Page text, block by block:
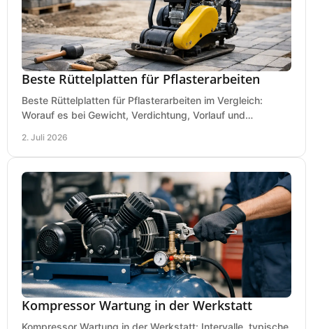
Beste Rüttelplatten für Pflasterarbeiten
Beste Rüttelplatten für Pflasterarbeiten im Vergleich:
Worauf es bei Gewicht, Verdichtung, Vorlauf und
2. Juli 2026
Kompressor Wartung in der Werkstatt
Kompressor Wartung in der Werkstatt: Intervalle, typische